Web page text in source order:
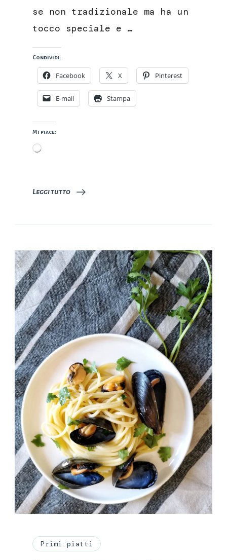
se non tradizionale ma ha un
tocco speciale e …
Condividi:
Facebook X Pinterest
E-mail Stampa
Mi piace:
Caricamento
Leggi tutto
Primi piatti